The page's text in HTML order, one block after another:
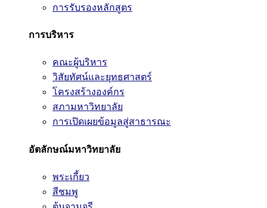
การรับรองหลักสูตร
การบริหาร
คณะผู้บริหาร
วิสัยทัศน์และยุทธศาสตร์
โครงสร้างองค์กร
สภามหาวิทยาลัย
การเปิดเผยข้อมูลสู่สาธารณะ
อัตลักษณ์มหาวิทยาลัย
พระเกี้ยว
สีชมพู